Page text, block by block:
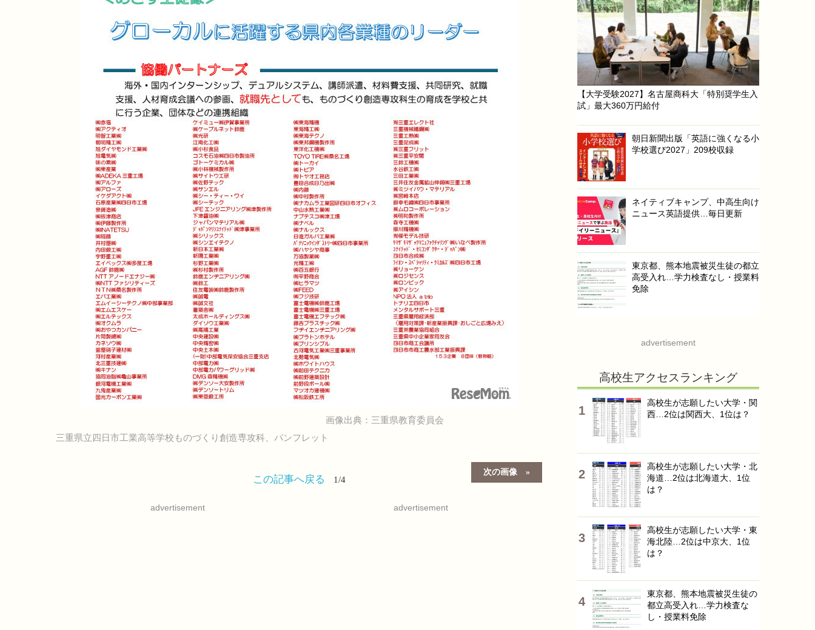
画像出典：三重県教育委員会
三重県立四日市工業高等学校ものづくり創造専攻科、パンフレット
次の画像
この記事へ戻る 1/4
advertisement advertisement
【大学受験2027】名古屋商科大「特別奨学生入
試」最大360万円給付
朝日新聞出版「英語に強くなる小
学校選び2027」209校収録
ネイティブキャンプ、中高生向け
ニュース英語提供…毎日更新
東京都、熊本地震被災生徒の都立
高受入れ…学力検査なし・授業料
免除
advertisement
高校生アクセスランキング
高校生が志願したい大学・関
西…2位は関西大、1位は？
高校生が志願したい大学・北
海道…2位は北海道大、1位
は？
高校生が志願したい大学・東
海北陸…2位は中京大、1位
は？
東京都、熊本地震被災生徒の
都立高受入れ…学力検査な
し・授業料免除